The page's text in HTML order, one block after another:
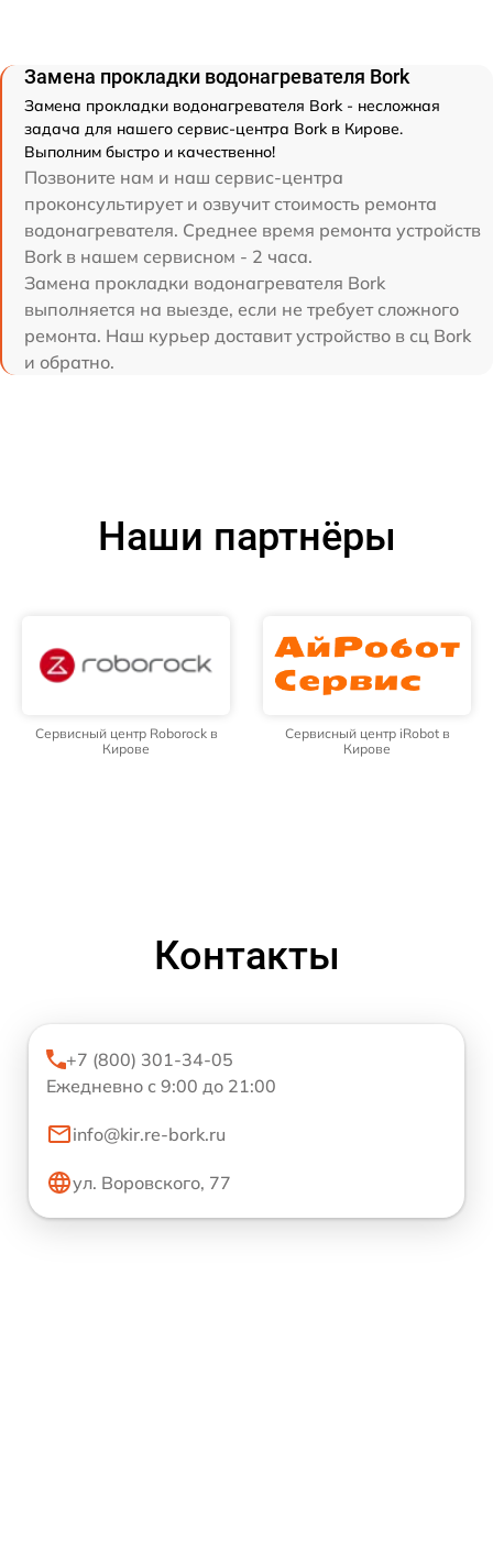
Замена прокладки водонагревателя Bork
Замена прокладки водонагревателя Bork - несложная
задача для нашего сервис-центра Bork в Кирове.
Выполним быстро и качественно!
Позвоните нам и наш сервис-центра
проконсультирует и озвучит стоимость ремонта
водонагревателя. Среднее время ремонта устройств
Bork в нашем сервисном - 2 часа.
Замена прокладки водонагревателя Bork
выполняется на выезде, если не требует сложного
ремонта. Наш курьер доставит устройство в сц Bork
и обратно.
Наши партнёры
Сервисный центр Roborock в
Кирове
Сервисный центр iRobot в
Кирове
Контакты
+7 (800) 301-34-05
Ежедневно с 9:00 до 21:00
info@kir.re-bork.ru
ул. Воровского, 77